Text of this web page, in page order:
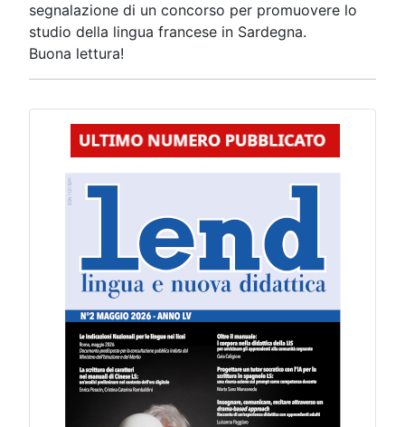
segnalazione di un concorso per promuovere lo
studio della lingua francese in Sardegna.
Buona lettura!